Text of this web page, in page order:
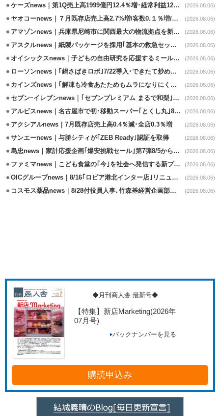
ケーズnews｜第1Q売上高1999億円12.4％増･経常利益125.0%増 (2026.08.06)
ヤオコーnews｜７月既存店売上高2.7%増/客数0.１％増/客単価2.6％増 (2026.08.06)
アマゾンnews｜兵庫県尼崎市に関西最大の物流拠点を新設・市内2拠点目 (2026.08.06)
アスクルnews｜紙製パッケージを採用｢基本の救急セット｣8/5発売 (2026.08.06)
オイシックスnews｜子どもの自由研究を応援するミールキット8/6発売 (2026.08.06)
ローソンnews｜｢鍋さばきロボ｣7/22導入･できたて炒めメニューを提供 (2026.08.06)
カインズnews｜｢解凍も冷食あたためもムラになりにくいフラットレンジ｣発売 (2026.08.06)
セブンｰイレブンnews｜｢セブンプレミアム まるで和梨｣8/11から順次発売 (2026.08.06)
アルビスnews｜名古屋市で初･移動スーパー｢とくし丸｣8/4運行開始 (2026.08.06)
アクシアルnews｜7月既存店売上高0.4％減･全店0.3％増 (2026.08.06)
サンエーnews｜与勝シティが｢ZEB Ready｣認証を取得 (2026.08.06)
島忠news｜家計応援企画｢爆安挑戦セール｣第7弾8/5から開催 (2026.08.06)
ファミマnews｜こども食堂の｢今｣を社会へ発信する新プロジェクト始動 (2026.08.06)
OICグループnews｜8/16｢ロピア港北インター店｣リニューアル/食品売場拡大 (2026.08.06)
コスモス薬品news｜8/28付役員人事､竹森基経営企画部長が取締役昇格 (2026.08.06)
◆月刊商人舎 最新号◆
【特集】新店Marketing(2026年
07月号)
バックナンバーを見る
購読申込み